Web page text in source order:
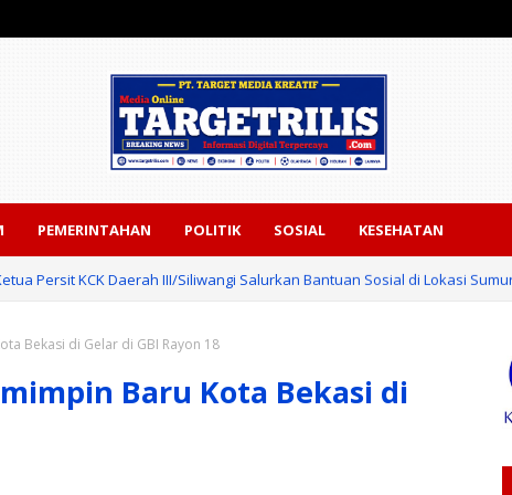
PEMERINTAHAN POLITIK SOSIAL KESEHATAN
Persit KCK Daerah III/Siliwangi Salurkan Bantuan Sosial di Lokasi
Bekasi di Gelar di GBI Rayon 18
Baru Kota Bekasi di